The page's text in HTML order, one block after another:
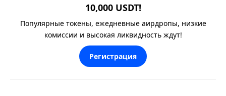
10,000 USDT!
Популярные токены, ежедневные аирдропы, низкие
комиссии и высокая ликвидность ждут!
Регистрация